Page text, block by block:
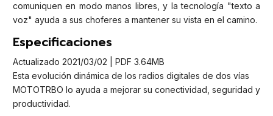
comuniquen en modo manos libres, y la tecnología "texto a
voz" ayuda a sus choferes a mantener su vista en el camino.
Especificaciones
Actualizado 2021/03/02 | PDF 3.64MB
Esta evolución dinámica de los radios digitales de dos vías
MOTOTRBO lo ayuda a mejorar su conectividad, seguridad y
productividad.